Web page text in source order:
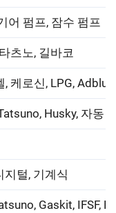
어 펌프, 잠수 펌프
츠노, 길바코
케로신, LPG, Adblue
Husky, 자동
지털, 기계식
Gaskit, IFSF,